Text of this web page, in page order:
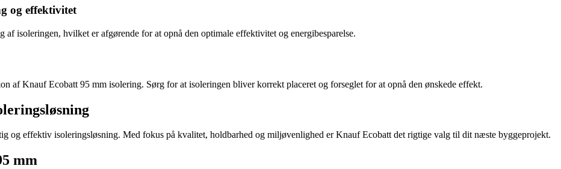
og effektivitet
isoleringen, hvilket er afgørende for at opnå den optimale effektivitet og energibesparelse.
af Knauf Ecobatt 95 mm isolering. Sørg for at isoleringen bliver korrekt placeret og forseglet for at opnå den ønskede effekt.
og effektiv isoleringsløsning. Med fokus på kvalitet, holdbarhed og miljøvenlighed er Knauf Ecobatt det rigtige valg til dit næste byggeprojekt.
mm